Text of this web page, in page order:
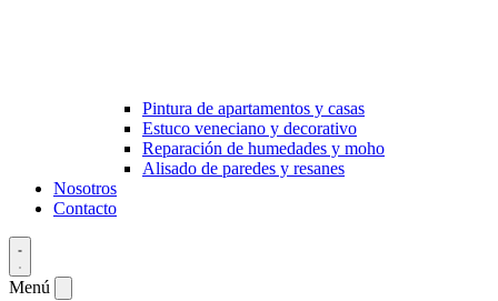
Pintura de apartamentos y casas
Estuco veneciano y decorativo
Reparación de humedades y moho
Alisado de paredes y resanes
Nosotros
Contacto
Menú